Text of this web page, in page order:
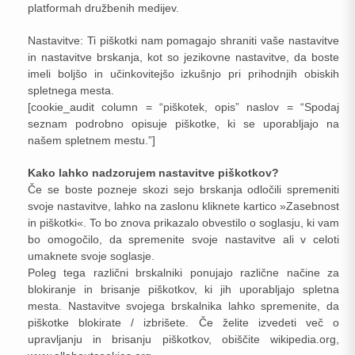
platformah družbenih medijev.
Nastavitve: Ti piškotki nam pomagajo shraniti vaše nastavitve
in nastavitve brskanja, kot so jezikovne nastavitve, da boste
imeli boljšo in učinkovitejšo izkušnjo pri prihodnjih obiskih
spletnega mesta.
[cookie_audit column = “piškotek, opis” naslov = “Spodaj
seznam podrobno opisuje piškotke, ki se uporabljajo na
našem spletnem mestu.”]
Kako lahko nadzorujem nastavitve piškotkov?
Če se boste pozneje skozi sejo brskanja odločili spremeniti
svoje nastavitve, lahko na zaslonu kliknete kartico »Zasebnost
in piškotki«. To bo znova prikazalo obvestilo o soglasju, ki vam
bo omogočilo, da spremenite svoje nastavitve ali v celoti
umaknete svoje soglasje.
Poleg tega različni brskalniki ponujajo različne načine za
blokiranje in brisanje piškotkov, ki jih uporabljajo spletna
mesta. Nastavitve svojega brskalnika lahko spremenite, da
piškotke blokirate / izbrišete. Če želite izvedeti več o
upravljanju in brisanju piškotkov, obiščite wikipedia.org,